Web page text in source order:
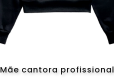
Mãe cantora profissional